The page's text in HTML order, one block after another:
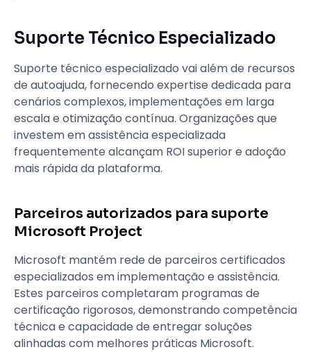
Suporte Técnico Especializado
Suporte técnico especializado vai além de recursos
de autoajuda, fornecendo expertise dedicada para
cenários complexos, implementações em larga
escala e otimização contínua. Organizações que
investem em assistência especializada
frequentemente alcançam ROI superior e adoção
mais rápida da plataforma.
Parceiros autorizados para suporte
Microsoft Project
Microsoft mantém rede de parceiros certificados
especializados em implementação e assistência.
Estes parceiros completaram programas de
certificação rigorosos, demonstrando competência
técnica e capacidade de entregar soluções
alinhadas com melhores práticas Microsoft.